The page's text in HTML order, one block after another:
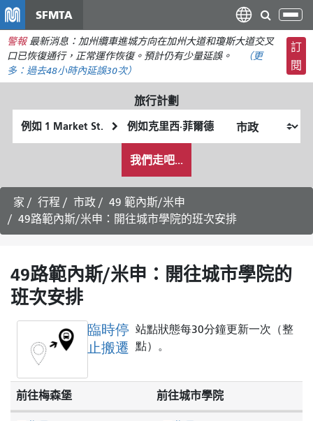
主
要
容
SFMTA
切
換
導
航
警報 最新消息：加州纜車進城方向在加州大道和瓊斯大道交叉
口已恢復通行，正常運作恢復。預計仍有少量延誤。
（更
多： 過去48小時內延誤30次）
訂
閱
旅行計劃
起
始
終
點
我
希
望
的
旅
行
式
我們走吧...
家 行程 市政
49 範內斯/米申
49路範內斯/米申：開往城市學院的班次安排
49路範內斯/米申：開往城市學院的
班次安排
臨時停
止搬遷
站點狀態每30分鐘更新一次（整
點）。
前往梅森堡 前往城市學院